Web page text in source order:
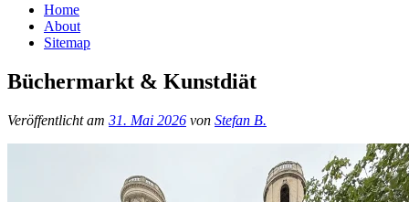
Home
About
Sitemap
Büchermarkt & Kunstdiät
Veröffentlicht am 31. Mai 2026 von Stefan B.